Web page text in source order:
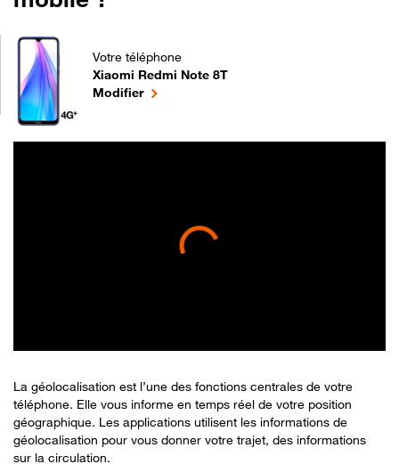
Votre téléphone
Xiaomi Redmi Note 8T
A quoi sert la géolocalisation de votre mobile ?
Modifierle téléphone sélectionné
La géolocalisation est l’une des fonctions centrales de votre
téléphone. Elle vous informe en temps réel de votre position
géographique. Les applications utilisent les informations de
géolocalisation pour vous donner votre trajet, des informations
sur la circulation.